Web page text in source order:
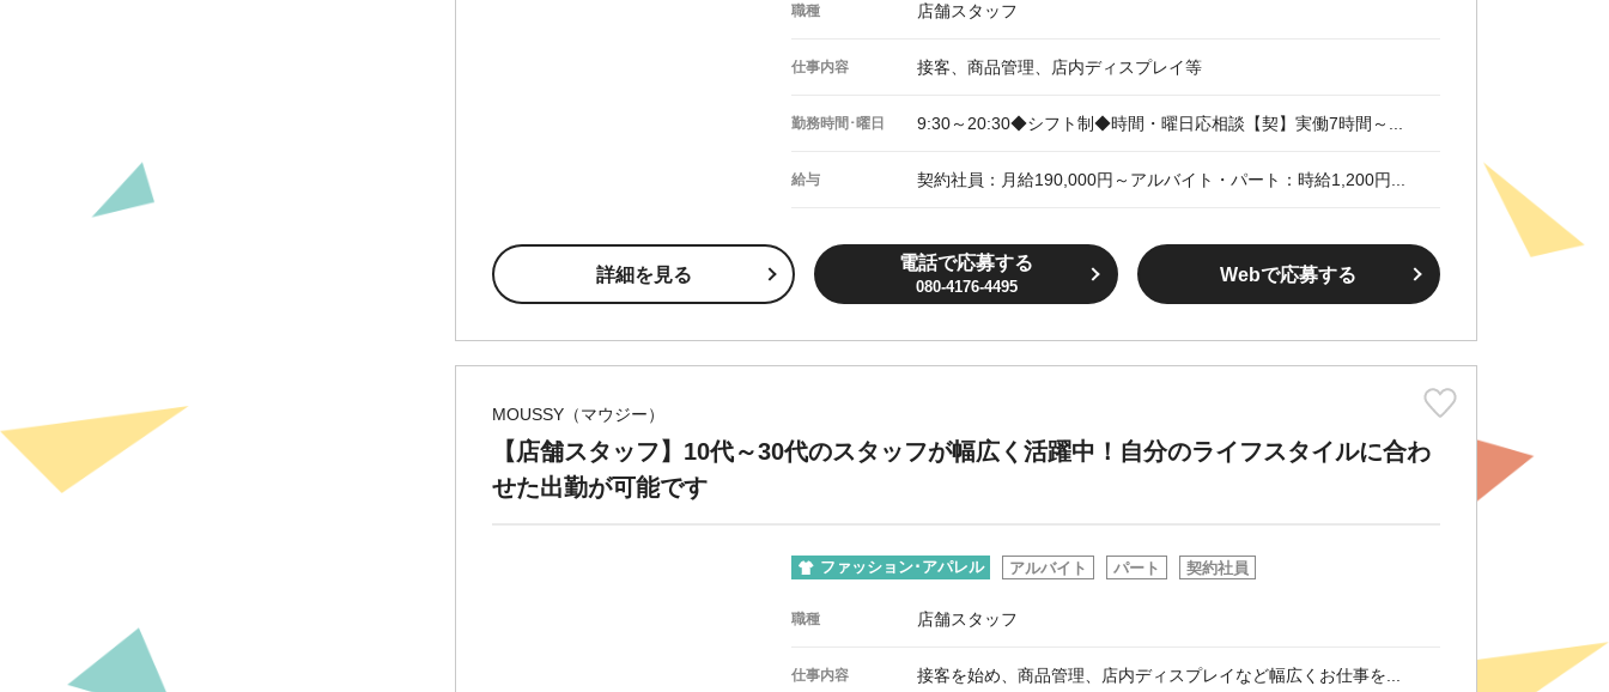
職種 店舗スタッフ
仕事内容 接客、商品管理、店内ディスプレイ等
勤務時間･曜日 9:30～20:30◆シフト制◆時間・曜日応相談【契】実働7時間～...
給与 契約社員：月給190,000円～アルバイト・パート：時給1,200円...
詳細を見る
電話で応募する
080-4176-4495
Webで応募する
MOUSSY（マウジー）
【店舗スタッフ】10代～30代のスタッフが幅広く活躍中！自分のライフスタイルに合わ
せた出勤が可能です
ファッション･アパレル アルバイト パート 契約社員
職種 店舗スタッフ
仕事内容 接客を始め、商品管理、店内ディスプレイなど幅広くお仕事を...